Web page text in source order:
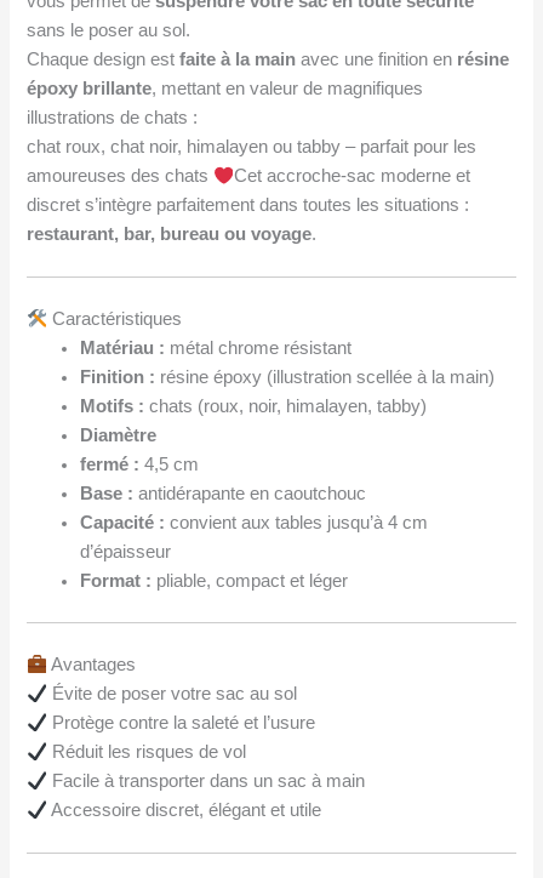
sans le poser au sol.
Chaque design estfaite à la main avec une finition en résine
époxy brillante, mettant en valeur de magnifiques
illustrations de chats :
chat roux, chat noir, himalayen ou tabby – parfait pour les
amoureuses des chats
Cet accroche-sac moderne et
discret s’intègre parfaitement dans toutes les situations :
restaurant, bar, bureau ou voyage.
Caractéristiques
Matériau : métal chrome résistant
Finition : résine époxy (illustration scellée à la main)
Motifs : chats (roux, noir, himalayen, tabby)
Diamètre
fermé : 4,5 cm
Base : antidérapante en caoutchouc
Capacité : convient aux tables jusqu’à 4 cm
d’épaisseur
Format : pliable, compact et léger
Avantages
Évite de poser votre sac au sol
Protège contre la saleté et l’usure
Réduit les risques de vol
Facile à transporter dans un sac à main
Accessoire discret, élégant et utile